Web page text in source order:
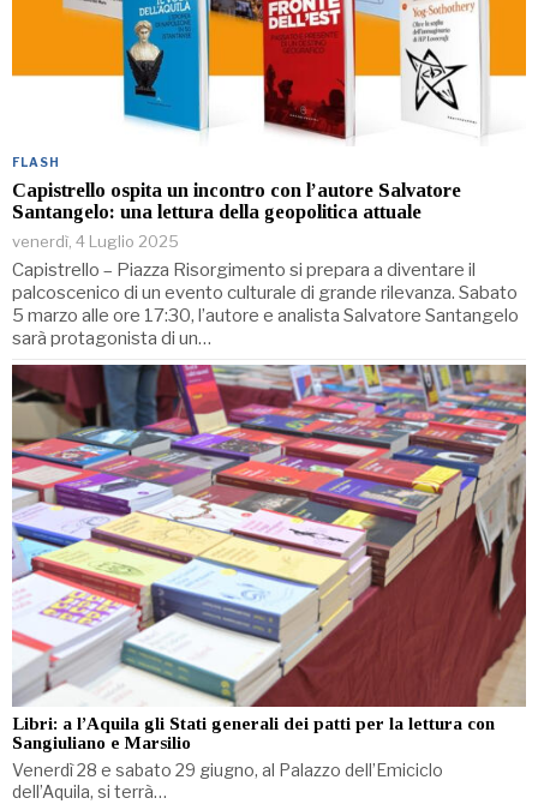
FLASH
Capistrello ospita un incontro con l’autore Salvatore
Santangelo: una lettura della geopolitica attuale
venerdì, 4 Luglio 2025
Capistrello – Piazza Risorgimento si prepara a diventare il
palcoscenico di un evento culturale di grande rilevanza. Sabato
5 marzo alle ore 17:30, l’autore e analista Salvatore Santangelo
sarà protagonista di un…
Libri: a l’Aquila gli Stati generali dei patti per la lettura con
Sangiuliano e Marsilio
Venerdì 28 e sabato 29 giugno, al Palazzo dell’Emiciclo
dell’Aquila, si terrà…